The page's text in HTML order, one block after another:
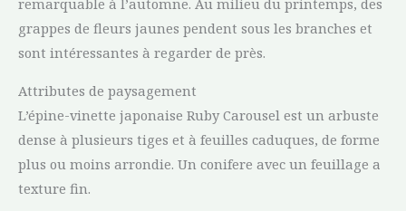
remarquable à l’automne. Au milieu du printemps, des
grappes de fleurs jaunes pendent sous les branches et
sont intéressantes à regarder de près.
Attributes de paysagement
L’épine-vinette japonaise Ruby Carousel est un arbuste
dense à plusieurs tiges et à feuilles caduques, de forme
plus ou moins arrondie. Un conifere avec un feuillage a
texture fin.